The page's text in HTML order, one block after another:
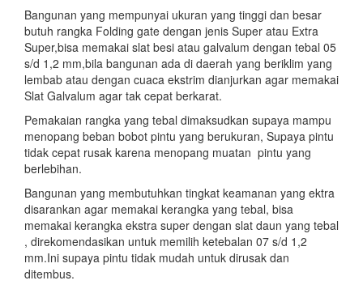
Bangunan yang mempunyai ukuran yang tinggi dan besar
butuh rangka Folding gate dengan jenis Super atau Extra
Super,bisa memakai slat besi atau galvalum dengan tebal 05
s/d 1,2 mm,bila bangunan ada di daerah yang beriklim yang
lembab atau dengan cuaca ekstrim dianjurkan agar memakai
Slat Galvalum agar tak cepat berkarat.
Pemakaian rangka yang tebal dimaksudkan supaya mampu
menopang beban bobot pintu yang berukuran, Supaya pintu
tidak cepat rusak karena menopang muatan pintu yang
berlebihan.
Bangunan yang membutuhkan tingkat keamanan yang ektra
disarankan agar memakai kerangka yang tebal, bisa
memakai kerangka ekstra super dengan slat daun yang tebal
, direkomendasikan untuk memilih ketebalan 07 s/d 1,2
mm.Ini supaya pintu tidak mudah untuk dirusak dan
ditembus.